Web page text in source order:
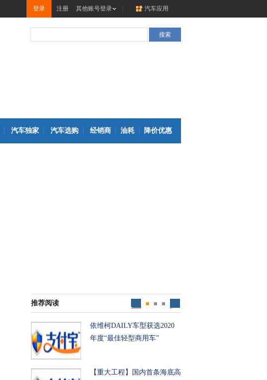
汽车应用
登录 注册 其他账号登录
汽车独家 汽车选购 经销商 油耗 降价优惠
推荐阅读
依维柯DAILY车型获选2020
年度“最佳轻型商用车”
【重大工程】国内首条海底高